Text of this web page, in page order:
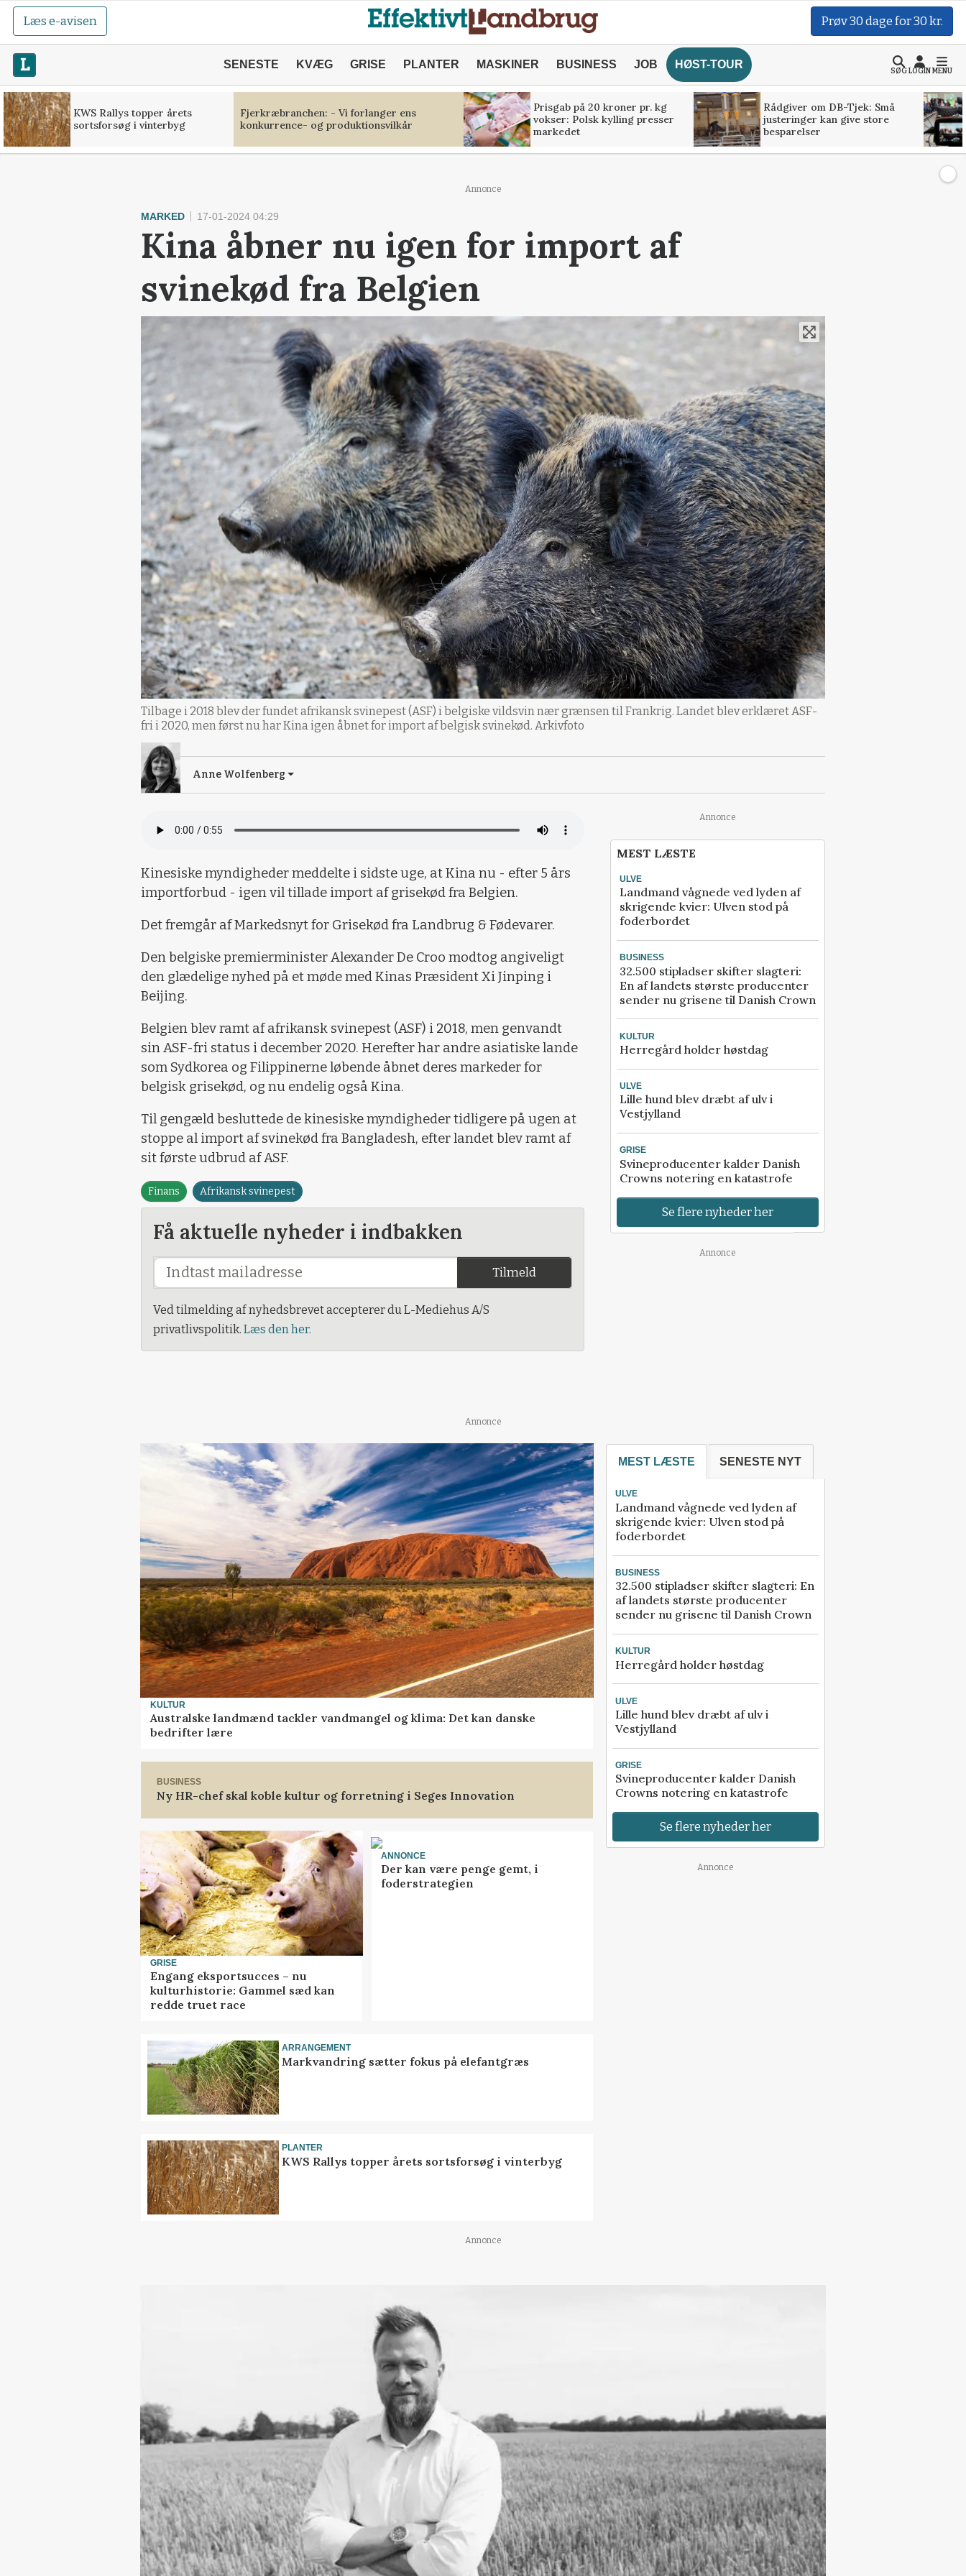
Læs e-avisen Prøv 30 dage for 30 kr.
SENESTE KVÆG GRISE PLANTER MASKINER BUSINESS JOB HØST-TOUR
SØGLOGINMENU
KWS Rallys topper årets
sortsforsøg i vinterbyg
Fjerkræbranchen: - Vi forlanger ens
konkurrence- og produktionsvilkår
Prisgab på 20 kroner pr. kg
vokser: Polsk kylling presser
markedet
Rådgiver om DB-Tjek: Små
justeringer kan give store
besparelser
Annonce
MARKED 17-01-2024 04:29
Kina åbner nu igen for import af
svinekød fra Belgien
Tilbage i 2018 blev der fundet afrikansk svinepest (ASF) i belgiske vildsvin nær grænsen til Frankrig. Landet blev erklæret ASF-
fri i 2020, men først nu har Kina igen åbnet for import af belgisk svinekød. Arkivfoto
Anne Wolfenberg
Kinesiske myndigheder meddelte i sidste uge, at Kina nu - efter 5 års
importforbud - igen vil tillade import af grisekød fra Belgien.
Det fremgår af Markedsnyt for Grisekød fra Landbrug & Fødevarer.
Den belgiske premierminister Alexander De Croo modtog angiveligt
den glædelige nyhed på et møde med Kinas Præsident Xi Jinping i
Beijing.
Belgien blev ramt af afrikansk svinepest (ASF) i 2018, men genvandt
sin ASF-fri status i december 2020. Herefter har andre asiatiske lande
som Sydkorea og Filippinerne løbende åbnet deres markeder for
belgisk grisekød, og nu endelig også Kina.
Til gengæld besluttede de kinesiske myndigheder tidligere på ugen at
stoppe al import af svinekød fra Bangladesh, efter landet blev ramt af
sit første udbrud af ASF.
Finans Afrikansk svinepest
Få aktuelle nyheder i indbakken
Tilmeld
Ved tilmelding af nyhedsbrevet accepterer du L-Mediehus A/S
privatlivspolitik. Læs den her.
Annonce
MEST LÆSTE
ULVE
Landmand vågnede ved lyden af
skrigende kvier: Ulven stod på
foderbordet
BUSINESS
32.500 stipladser skifter slagteri:
En af landets største producenter
sender nu grisene til Danish Crown
KULTUR
Herregård holder høstdag
ULVE
Lille hund blev dræbt af ulv i
Vestjylland
GRISE
Svineproducenter kalder Danish
Crowns notering en katastrofe
Se flere nyheder her
Annonce
Annonce
KULTUR
Australske landmænd tackler vandmangel og klima: Det kan danske
bedrifter lære
BUSINESS
Ny HR-chef skal koble kultur og forretning i Seges Innovation
GRISE
Engang eksportsucces – nu
kulturhistorie: Gammel sæd kan
redde truet race
ANNONCE
Der kan være penge gemt, i
foderstrategien
ARRANGEMENT
Markvandring sætter fokus på elefantgræs
PLANTER
KWS Rallys topper årets sortsforsøg i vinterbyg
MEST LÆSTE SENESTE NYT
ULVE
Landmand vågnede ved lyden af
skrigende kvier: Ulven stod på
foderbordet
BUSINESS
32.500 stipladser skifter slagteri: En
af landets største producenter
sender nu grisene til Danish Crown
KULTUR
Herregård holder høstdag
ULVE
Lille hund blev dræbt af ulv i
Vestjylland
GRISE
Svineproducenter kalder Danish
Crowns notering en katastrofe
Se flere nyheder her
Annonce
Annonce